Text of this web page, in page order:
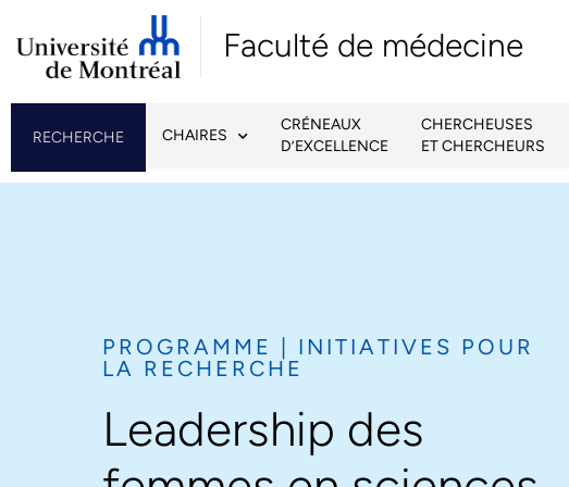
Faculté de médecine
RECHERCHE CHAIRES
CRÉNEAUX
D’EXCELLENCE
CHERCHEUSES
ET CHERCHEURS
PROGRAMME | INITIATIVES POUR
LA RECHERCHE​
Leadership des